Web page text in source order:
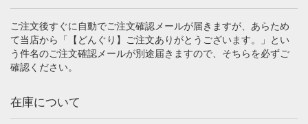
ご注文後すぐに自動でご注文確認メールが届きますが、あらため
て当店から「【どんぐり】ご注文ありがとうございます。」とい
う件名のご注文確認メールが別途届きますので、そちらを必ずご
確認ください。
在庫について